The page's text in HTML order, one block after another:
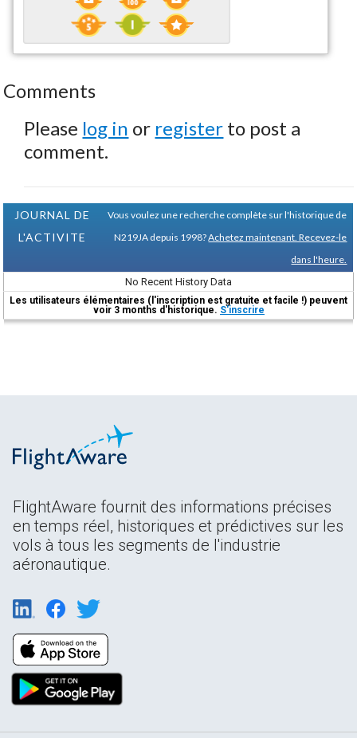
Comments
Please log in or register to post a
comment.
JOURNAL DE
L'ACTIVITE
Vous voulez une recherche complète sur l'historique de
N219JA depuis 1998?Achetez maintenant. Recevez-le
dans l'heure.
No Recent History Data
Les utilisateurs élémentaires (l'inscription est gratuite et facile !) peuvent
voir 3 months d'historique. S'inscrire
FlightAware fournit des informations précises
en temps réel, historiques et prédictives sur les
vols à tous les segments de l'industrie
aéronautique.